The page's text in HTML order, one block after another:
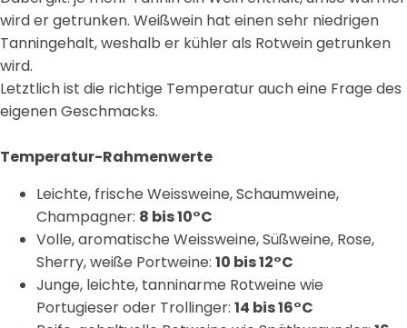
wird er getrunken. Weißwein hat einen sehr niedrigen
Tanningehalt, weshalb er kühler als Rotwein getrunken
wird.
Letztlich ist die richtige Temperatur auch eine Frage des
eigenen Geschmacks.
Temperatur-Rahmenwerte
Leichte, frische Weissweine, Schaumweine,
Champagner: 8 bis 10°C
Volle, aromatische Weissweine, Süßweine, Rose,
Sherry, weiße Portweine: 10 bis 12°C
Junge, leichte, tanninarme Rotweine wie
Portugieser oder Trollinger: 14 bis 16°C